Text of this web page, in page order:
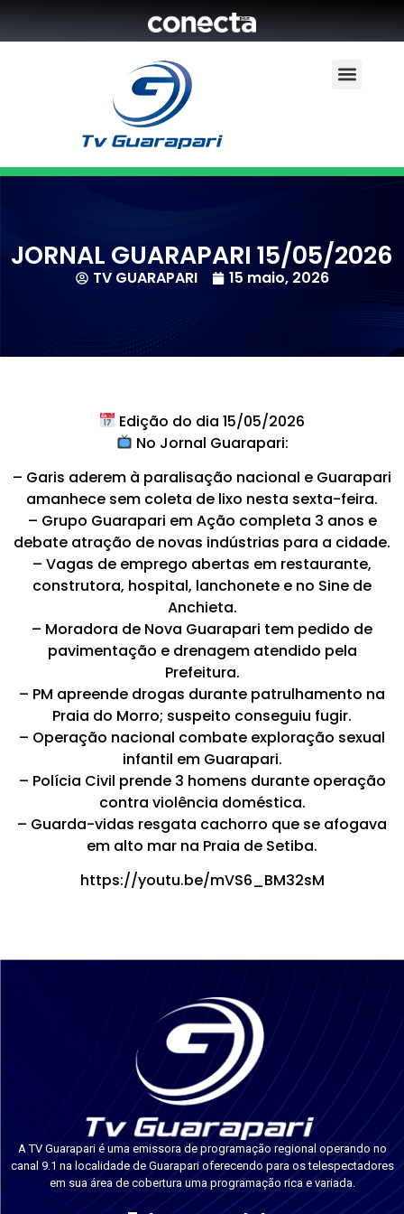
JORNAL GUARAPARI 15/05/2026
TV GUARAPARI 15 maio, 2026
Edição do dia 15/05/2026
No Jornal Guarapari:
– Garis aderem à paralisação nacional e Guarapari
amanhece sem coleta de lixo nesta sexta-feira.
– Grupo Guarapari em Ação completa 3 anos e
debate atração de novas indústrias para a cidade.
– Vagas de emprego abertas em restaurante,
construtora, hospital, lanchonete e no Sine de
Anchieta.
– Moradora de Nova Guarapari tem pedido de
pavimentação e drenagem atendido pela
Prefeitura.
– PM apreende drogas durante patrulhamento na
Praia do Morro; suspeito conseguiu fugir.
– Operação nacional combate exploração sexual
infantil em Guarapari.
– Polícia Civil prende 3 homens durante operação
contra violência doméstica.
– Guarda-vidas resgata cachorro que se afogava
em alto mar na Praia de Setiba.
https://youtu.be/mVS6_BM32sM
A TV Guarapari é uma emissora de programação regional operando no
canal 9.1 na localidade de Guarapari oferecendo para os telespectadores
em sua área de cobertura uma programação rica e variada.